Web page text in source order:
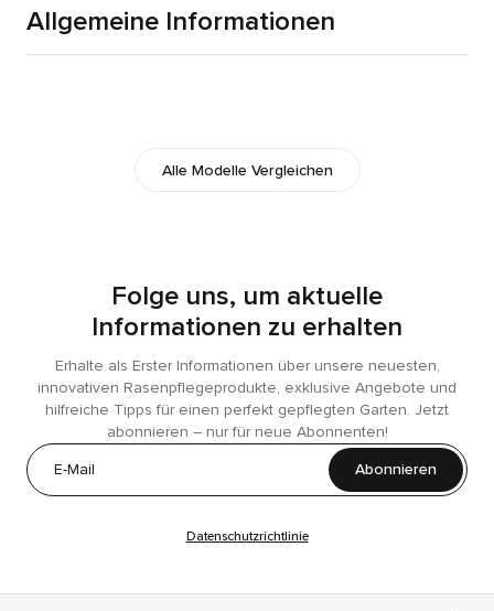
Allgemeine Informationen
Alle Modelle Vergleichen
Folge uns, um aktuelle
Informationen zu erhalten
Erhalte als Erster Informationen über unsere neuesten,
innovativen Rasenpflegeprodukte, exklusive Angebote und
hilfreiche Tipps für einen perfekt gepflegten Garten. Jetzt
abonnieren – nur für neue Abonnenten!
Abonnieren
Datenschutzrichtlinie